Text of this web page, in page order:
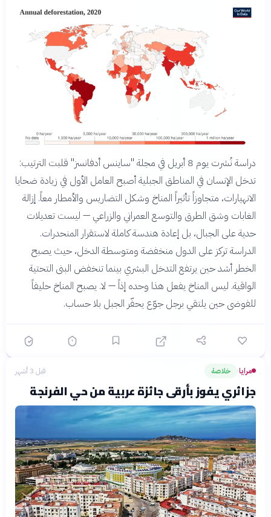
دراسة نُشرت يوم 8 أبريل في مجلة "ساينس أدفانسز" قلبت الترتيب:
تدخل الإنسان في المناطق الجبلية أصبح العامل الأول في زيادة ضحايا
الانهيارات، متجاوزاً تأثيراً المناخ وشكل التضاريس والأمطار معاً. إزالة
الغابات وشق الطرق والتوسع العمراني والزراعي — ليست تعديلات
حدية على الجبال، بل إعادة هندسة كاملة لاستقرار المنحدرات.
الدراسة تركز على الدول منخفضة ومتوسطة الدخل، حيث يصبح
الخطر أشد حين يرتفع التدخل البشري بينما تنخفض البنى التحتية
الواقية. ليس المناخ يفعل هذا وحده إذاً — لا. يصبح المناخ حليفاً
للفوضى حين يلتقي برجل جوّع يحفّر الجبل بلا حساب.
مرايا› خلاصة قبل 3 أشهر
جزائري يفوز بأرقى جائزة عربية من حي الفرنجة